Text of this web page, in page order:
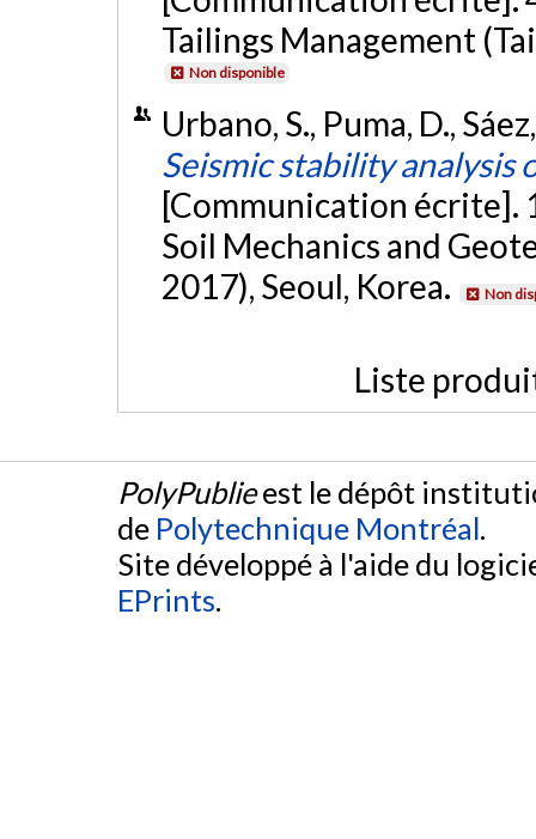
Tailings Management
Non disponible
Urbano, S., Puma, D.,
Seismic stability analysis
[Communication
Soil Mechanics and
2017), Seoul, Korea.
Non
Liste
PolyPublieest le dépôt
de Polytechnique Montréal.
Site développé à l'aide du
EPrints.